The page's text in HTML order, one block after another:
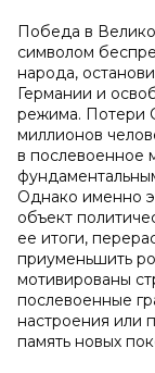
Победа в
символом
народа,
Германии и
режима. Потери
миллионов
в послевоенное
Однако именно
объект
ее итоги,
приуменьшить
мотивированы
послевоенные
настроения или
память новых